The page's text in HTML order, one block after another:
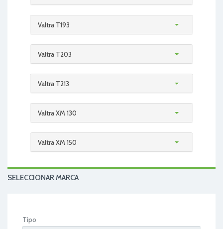
Valtra T193
Valtra T203
Valtra T213
Valtra XM 130
Valtra XM 150
SELECCIONAR MARCA
Tipo